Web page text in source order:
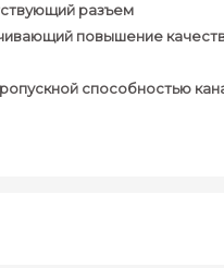
разъем
повышение
способностью